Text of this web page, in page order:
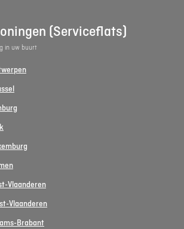
(Serviceflats)
in uw buurt
Vlaanderen
Vlaanderen
Brabant